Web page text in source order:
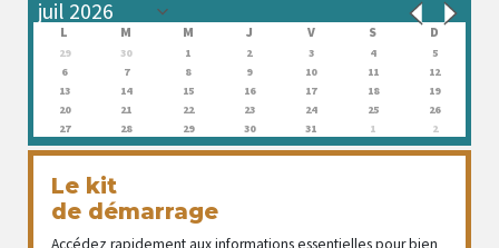
L M M J V S D
29 30 1 2 3 4
5
6
7 8 9 10 11
12
13
14 15 16 17 18
19
20
21 22 23 24 25
26
27
28 29 30 31 1 2
Le kit
de démarrage
Accédez rapidement aux informations essentielles pour bien